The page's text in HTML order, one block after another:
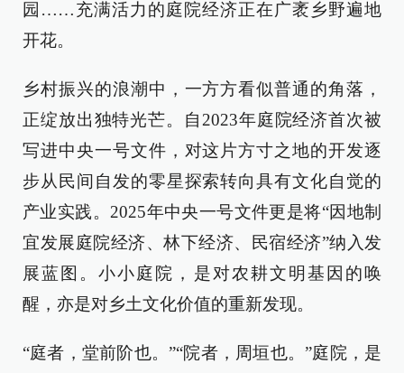
园……充满活力的庭院经济正在广袤乡野遍地
开花。
乡村振兴的浪潮中，一方方看似普通的角落，
正绽放出独特光芒。自2023年庭院经济首次被
写进中央一号文件，对这片方寸之地的开发逐
步从民间自发的零星探索转向具有文化自觉的
产业实践。2025年中央一号文件更是将“因地制
宜发展庭院经济、林下经济、民宿经济”纳入发
展蓝图。小小庭院，是对农耕文明基因的唤
醒，亦是对乡土文化价值的重新发现。
“庭者，堂前阶也。”“院者，周垣也。”庭院，是